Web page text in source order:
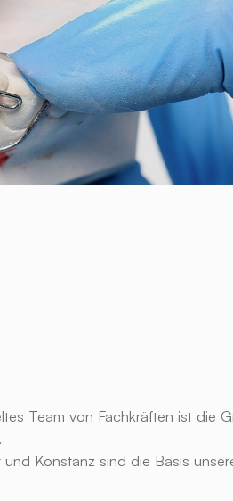
Team von Fachkräften ist die
Konstanz sind die Basis